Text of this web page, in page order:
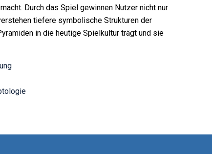
Durch das Spiel gewinnen Nutzer nicht nur
tiefere symbolische Strukturen der
in die heutige Spielkultur trägt und sie